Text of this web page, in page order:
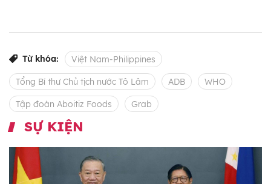
Từ khóa: Việt Nam-Philippines
Tổng Bí thư Chủ tịch nước Tô Lâm ADB WHO
Tập đoàn Aboitiz Foods Grab
SỰ KIỆN